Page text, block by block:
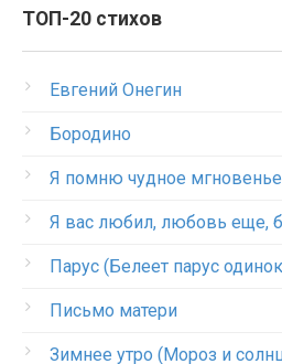
ТОП-20 стихов
Евгений Онегин
Бородино
Я помню чудное
Я вас любил, любовь еще,
Парус (Белеет парус
Письмо матери
Зимнее утро (Мороз и